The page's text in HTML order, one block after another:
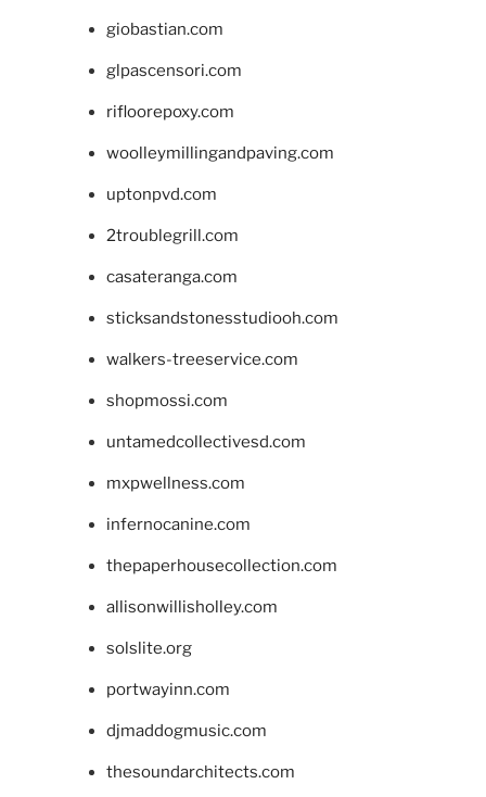
giobastian.com
glpascensori.com
rifloorepoxy.com
woolleymillingandpaving.com
uptonpvd.com
2troublegrill.com
casateranga.com
sticksandstonesstudiooh.com
walkers-treeservice.com
shopmossi.com
untamedcollectivesd.com
mxpwellness.com
infernocanine.com
thepaperhousecollection.com
allisonwillisholley.com
solslite.org
portwayinn.com
djmaddogmusic.com
thesoundarchitects.com